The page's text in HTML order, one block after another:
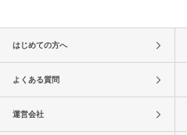
はじめての方へ
よくある質問
運営会社